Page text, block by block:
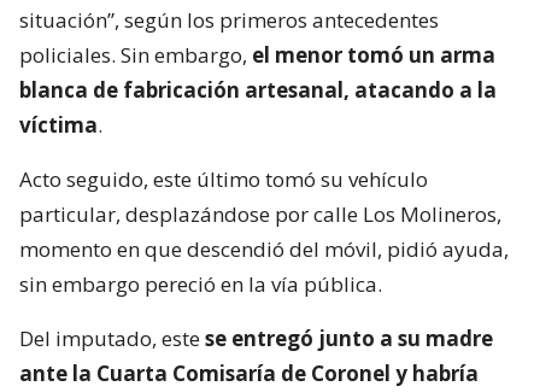
situación”, según los primeros antecedentes
policiales. Sin embargo, el menor tomó un arma
blanca de fabricación artesanal, atacando a la
víctima.
Acto seguido, este último tomó su vehículo
particular, desplazándose por calle Los Molineros,
momento en que descendió del móvil, pidió ayuda,
sin embargo pereció en la vía pública.
Del imputado, estese entregó junto a su madre
ante la Cuarta Comisaría de Coronel y habría